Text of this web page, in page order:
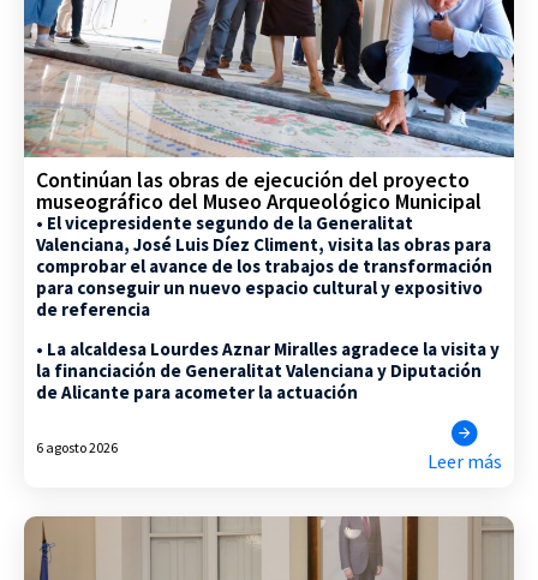
Continúan las obras de ejecución del proyecto
museográfico del Museo Arqueológico Municipal
• El vicepresidente segundo de la Generalitat
Valenciana, José Luis Díez Climent, visita las obras para
comprobar el avance de los trabajos de transformación
para conseguir un nuevo espacio cultural y expositivo
de referencia
• La alcaldesa Lourdes Aznar Miralles agradece la visita y
la financiación de Generalitat Valenciana y Diputación
de Alicante para acometer la actuación
6 agosto 2026
Leer más